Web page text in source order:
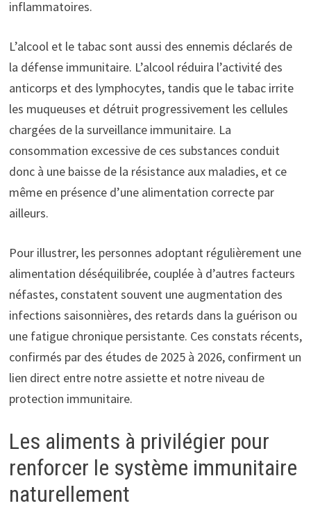
inflammatoires.
L’alcool et le tabac sont aussi des ennemis déclarés de
la défense immunitaire. L’alcool réduira l’activité des
anticorps et des lymphocytes, tandis que le tabac irrite
les muqueuses et détruit progressivement les cellules
chargées de la surveillance immunitaire. La
consommation excessive de ces substances conduit
donc à une baisse de la résistance aux maladies, et ce
même en présence d’une alimentation correcte par
ailleurs.
Pour illustrer, les personnes adoptant régulièrement une
alimentation déséquilibrée, couplée à d’autres facteurs
néfastes, constatent souvent une augmentation des
infections saisonnières, des retards dans la guérison ou
une fatigue chronique persistante. Ces constats récents,
confirmés par des études de 2025 à 2026, confirment un
lien direct entre notre assiette et notre niveau de
protection immunitaire.
Les aliments à privilégier pour
renforcer le système immunitaire
naturellement